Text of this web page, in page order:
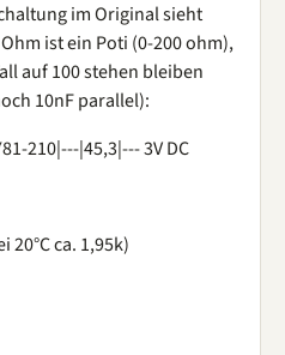
im Original sieht
ist ein Poti (0-200 ohm),
auf 100 stehen bleiben
10nF parallel):
210|---|45,3|--- 3V DC
20°C ca. 1,95k)